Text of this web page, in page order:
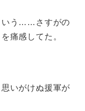
いう……さすがの
痛感してた。
いがけぬ援軍が